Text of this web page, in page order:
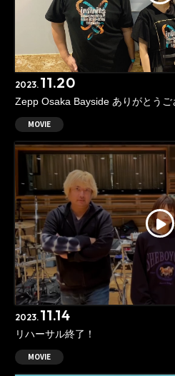
2023. 11.20
Zepp Osaka Bayside ありがとうご
MOVIE
2023. 11.14
リハーサル終了！
MOVIE